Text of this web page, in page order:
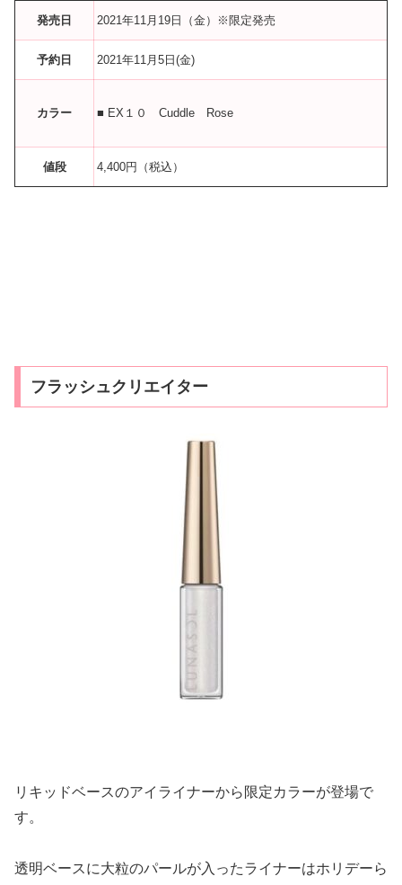
発売日 2021年11月19日（金）※限定発売
予約日 2021年11月5日(金)
カラー ■ EX１０ Cuddle Rose
値段 4,400円（税込）
フラッシュクリエイター
リキッドベースのアイライナーから限定カラーが登場で
す。
透明ベースに大粒のパールが入ったライナーはホリデーら